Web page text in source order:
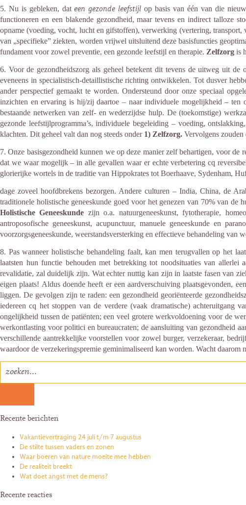
5. Nu is gebleken, dateen gezonde leefstijl op basis van één van die
functioneren en een blakende gezondheid, maar tevens en indirect talloze
opname (voeding, vocht, lucht en gifstoffen), verwerking (vertering,
van „specifieke” ziekten, worden vrijwel uitsluitend deze basisfuncties
fundament voor zowel preventie, een gezonde leefstijl en therapie. Zelfzorg is
6. Voor de gezondheidszorg als geheel betekent dit tevens de uitweg uit de
eveneens in specialistisch-detaillistische richting ontwikkelen. Tot dusver
ander perspectief gemaakt te worden. Ondersteund door onze speciaal
inzichten en ervaring is hij/zij daartoe – naar individuele mogelijkheid – ten
bestaande netwerken van zelf- en wederzijdse hulp. De (toekomstige)
gezonde leefstijlprogramma’s, individuele begeleiding – voeding,
klachten. Dit geheel valt dan nog steeds onder 1) Zelfzorg. Vervolgens
7. Onze basisgezondheid kunnen we op deze manier zelf behartigen, voor
dat we waar mogelijk – in alle gevallen waar er echte verbetering cq
glorierijke wortels in de traditie van Hippokrates tot Boerhaave, Sydenham,
dage zoveel hoofdbrekens bezorgen. Andere culturen – India, China, de
traditionele holistische geneeskunde goed voor het genezen van 70% van
Holistische Geneeskunde zijn o.a. natuurgeneeskunst, fytotherapie,
antroposofische geneeskunst, acupunctuur, manuele geneeskunde en
voorzorgsgeneeskunde, weerstandsversterking en effectieve behandeling van
8. Pas wanneer holistische behandeling faalt, kan men terugvallen op het
laatsten hun functie behouden met betrekking tot noodsituaties van allerlei
revalidatie, zal duidelijk zijn. Wat echter nuttig kan zijn in laatste fasen van
eigen plaats! Aldus doende heeft er een aardverschuiving plaatsgevonden,
liggen. De gevolgen zijn te raden: een gezondheid georiënteerde
iedereen cq het stoppen van de verdere (vaak dramatische) achteruitgang
ongelijkheid tussen de patiënten; een veel grotere werkvoldoening voor de
werkontlasting voor politici en bureaucraten; de aansluiting van gezondheid
verschillende aantrekkelijke voorstellen voor zowel burger, verzekeraar,
waardoor de verzekeringspremie geminimaliseerd kan worden. Wacht
Recente berichten
Vakantievertraging 24 juli t/m 7 augustus
De stilte tussen vaders en zonen
Waar boeren van nature moeite mee hebben
De realiteit breekt
Wat doet angst met de mens?
Recente reacties